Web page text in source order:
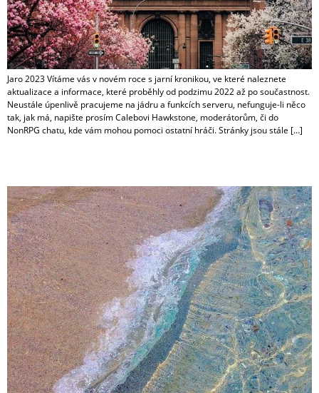
Jaro 2023 Vítáme vás v novém roce s jarní kronikou, ve které naleznete
aktualizace a informace, které proběhly od podzimu 2022 až po součastnost.
Neustále úpenlivě pracujeme na jádru a funkcích serveru, nefunguje-li něco
tak, jak má, napište prosím Calebovi Hawkstone, moderátorům, či do
NonRPG chatu, kde vám mohou pomoci ostatní hráči. Stránky jsou stále […]